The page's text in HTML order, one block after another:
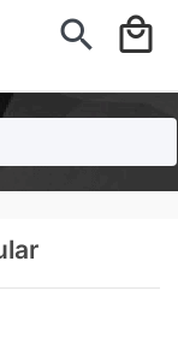
search local_mall